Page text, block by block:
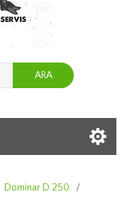
ARA
Dominar D 250
/